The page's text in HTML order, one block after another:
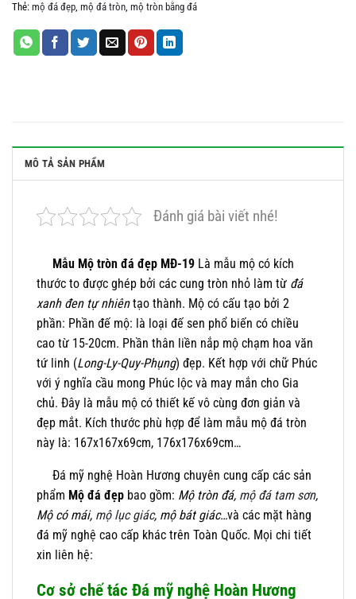
Thẻ: mộ đá đẹp, mộ đá tròn, mộ tròn bằng đá
MÔ TẢ SẢN PHẨM
Đánh giá bài viết nhé!
Mẫu Mộ tròn đá đẹp MĐ-19 Là mẫu mộ có kích
thước to được ghép bởi các cung tròn nhỏ làm từ đá
xanh đen tự nhiêntạo thành. Mộ có cấu tạo bởi 2
phần: Phần đế mộ: là loại đế sen phổ biến có chiều
cao từ 15-20cm. Phần thân liền nắp mộ chạm hoa văn
tứ linh (Long-Ly-Quy-Phụng) đẹp. Kết hợp với chữ Phúc
với ý nghĩa cầu mong Phúc lộc và may mắn cho Gia
chủ. Đây là mẫu mộ có thiết kế vô cùng đơn giản và
đẹp mắt. Kích thước phù hợp để làm mẫu mộ đá tròn
này là: 167x167x69cm, 176x176x69cm…
Đá mỹ nghệ Hoàn Hương chuyên cung cấp các sản
phẩm Mộ đá đẹp bao gồm: Mộ tròn đá, mộ đá tam sơn,
Mộ có mái, mộ lục giác, mộ bát giác…và các mặt hàng
đá mỹ nghệ cao cấp khác trên Toàn Quốc. Mọi chi tiết
xin liên hệ:
Cơ sở chế tác Đá mỹ nghệ Hoàn Hương